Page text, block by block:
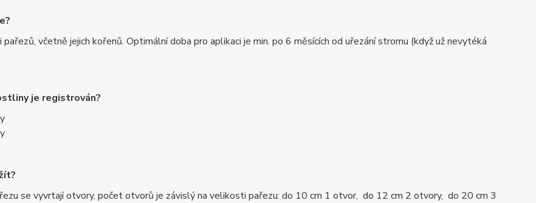
pařezů, včetně jejich kořenů. Optimální doba pro aplikaci je min. po 6 měsících od uřezání stromu (když už nevytéká
je registrován?
se vyvrtají otvory, počet otvorů je závislý na velikosti pařezu: do 10 cm 1 otvor, do 12 cm 2 otvory, do 20 cm 3